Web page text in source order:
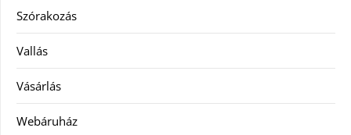
Szórakozás
Vallás
Vásárlás
Webáruház